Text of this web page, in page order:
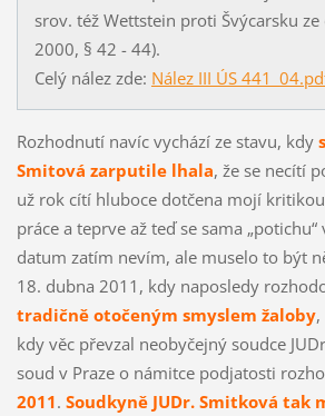
srov. též Wettstein proti Švýcarsku
2000, § 42 - 44).
Celý nález zde: Nález III ÚS
Rozhodnutí navíc vychází ze stavu, kdy
Smitová zarputile lhala, že se necítí
už rok cítí hluboce dotčena mojí
práce a teprve až teď se sama
datum zatím nevím, ale muselo to být
18. dubna 2011, kdy naposledy
tradičně otočeným smyslem žaloby,
kdy věc převzal neobyčejný soudce
soud v Praze o námitce podjatosti
2011. Soudkyně JUDr. Smitková tak